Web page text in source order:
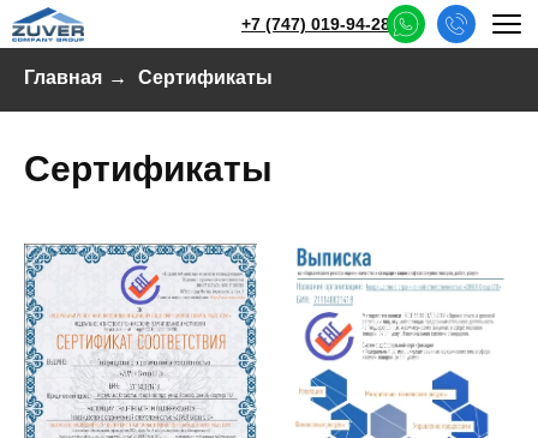
+7 (747) 019-94-28
Главная → Сертификаты
Сертификаты